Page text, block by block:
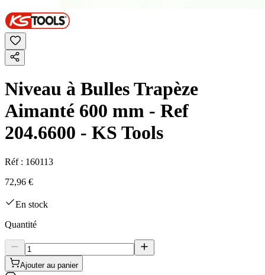
Niveau à Bulles Trapèze
Aimanté 600 mm - Ref
204.6600 - KS Tools
Réf : 160113
72,96 €
En stock
Quantité
Ajouter au panier